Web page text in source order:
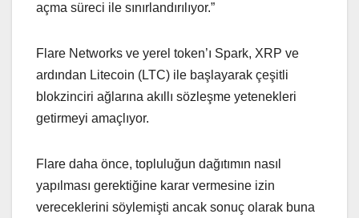
açma süreci ile sınırlandırılıyor.”
Flare Networks ve yerel token’ı Spark, XRP ve
ardından Litecoin (LTC) ile başlayarak çeşitli
blokzinciri ağlarına akıllı sözleşme yetenekleri
getirmeyi amaçlıyor.
Flare daha önce, topluluğun dağıtımın nasıl
yapılması gerektiğine karar vermesine izin
vereceklerini söylemişti ancak sonuç olarak buna